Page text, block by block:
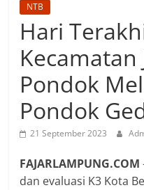
NTB
Hari
Pondok
Pondok
21 September 2023
FAJARLAMPUNG.COM
dan evaluasi K3 Kota